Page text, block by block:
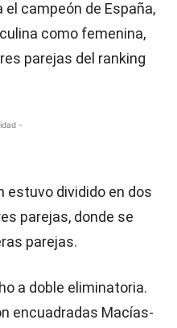
campeón de España,
como femenina,
parejas del ranking
-
estuvo dividido en dos
parejas, donde se
parejas.
a doble eliminatoria.
encuadradas Macías-